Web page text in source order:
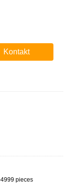
Kontakt
pieces